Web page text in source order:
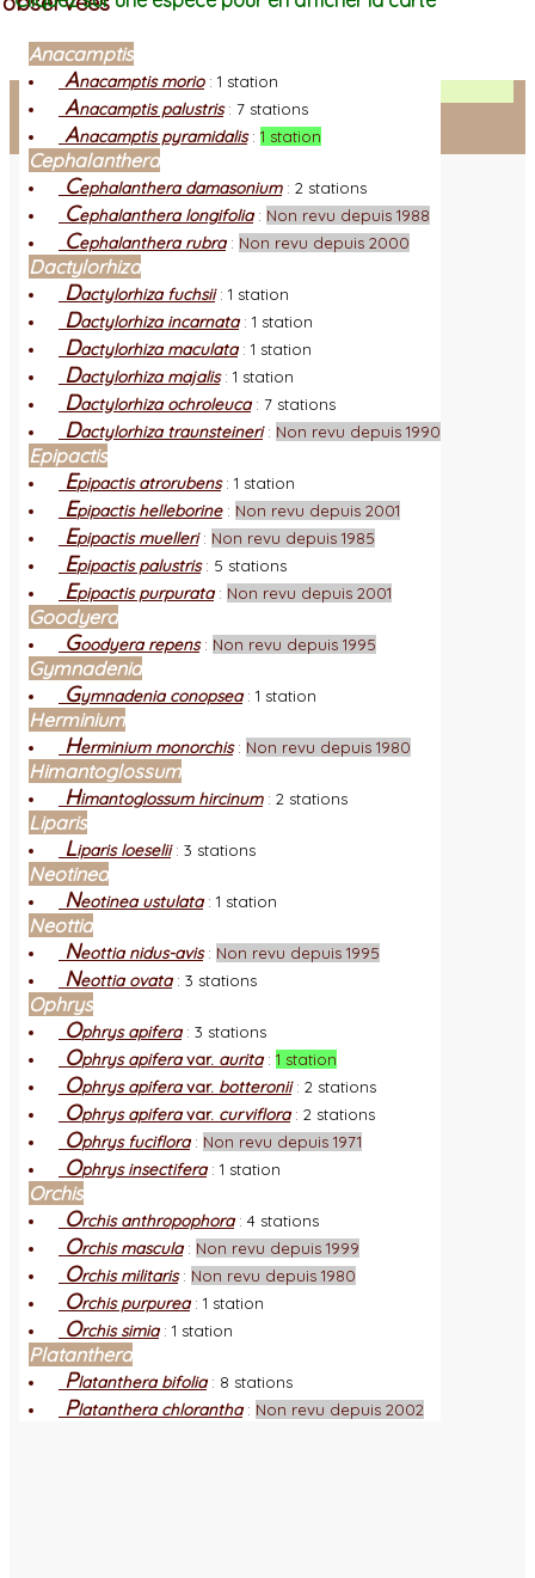
Facebook
Connexion adhérent
Anacamptis
Anacamptis morio: 1 station
Anacamptis palustris: 7 stations
Anacamptis pyramidalis: 1 station
Cephalanthera
Cephalanthera damasonium: 2 stations
Cephalanthera longifolia: Non revu depuis 1988
Cephalanthera rubra: Non revu depuis 2000
Dactylorhiza
Dactylorhiza fuchsii: 1 station
Dactylorhiza incarnata: 1 station
Dactylorhiza maculata: 1 station
Dactylorhiza majalis: 1 station
Dactylorhiza ochroleuca: 7 stations
Dactylorhiza traunsteineri: Non revu depuis 1990
Epipactis
Epipactis atrorubens: 1 station
Epipactis helleborine: Non revu depuis 2001
Epipactis muelleri: Non revu depuis 1985
Epipactis palustris: 5 stations
Epipactis purpurata: Non revu depuis 2001
Goodyera
Goodyera repens: Non revu depuis 1995
Gymnadenia
Gymnadenia conopsea: 1 station
Herminium
Herminium monorchis: Non revu depuis 1980
Himantoglossum
Himantoglossum hircinum: 2 stations
Liparis
Liparis loeselii: 3 stations
Neotinea
Neotinea ustulata: 1 station
Neottia
Neottia nidus-avis: Non revu depuis 1995
Neottia ovata: 3 stations
Ophrys
Ophrys apifera: 3 stations
Ophrys apiferavar. aurita: 1 station
Ophrys apiferavar. botteronii: 2 stations
Ophrys apiferavar. curviflora: 2 stations
Ophrys fuciflora: Non revu depuis 1971
Ophrys insectifera: 1 station
Orchis
Orchis anthropophora: 4 stations
Orchis mascula: Non revu depuis 1999
Orchis militaris: Non revu depuis 1980
Orchis purpurea: 1 station
Orchis simia: 1 station
Platanthera
Platanthera bifolia: 8 stations
Platanthera chlorantha: Non revu depuis 2002